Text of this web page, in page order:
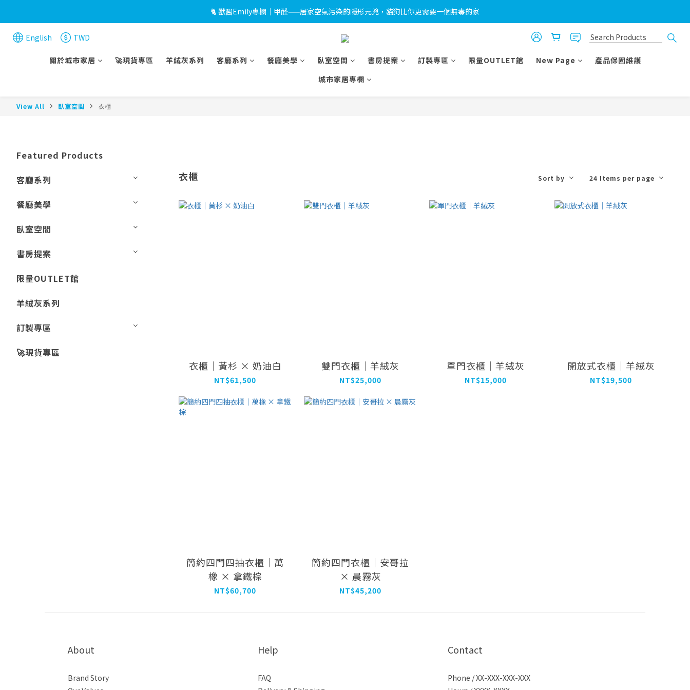
🎉LINE 加入好友＋會員註冊禮｜完成綁定即送 $500 折價券及限量小燈箱！
🐈 獸醫Emily專欄｜甲醛——居家空氣污染的隱形元兇，貓狗比你更需要一個無毒的家
🎉LINE 加入好友＋會員註冊禮｜完成綁定即送 $500 折價券及限量小燈箱！
English TWD
關於城市家居 🚀現貨專區 羊絨灰系列 客廳系列 餐廳美學 臥室空間 書房提案 訂製專區 限量OUTLET館 New Page
產品保固維護
城市家居專欄
View All 臥室空間 衣櫃
Featured Products
客廳系列
餐廳美學
臥室空間
書房提案
限量OUTLET館
羊絨灰系列
訂製專區
🚀現貨專區
衣櫃 Sort by 24 Items per page
衣櫃｜黃杉 × 奶油白
NT$61,500
雙門衣櫃｜羊絨灰
NT$25,000
單門衣櫃｜羊絨灰
NT$15,000
開放式衣櫃｜羊絨灰
NT$19,500
簡約四門四抽衣櫃｜萬
橡 × 拿鐵棕
NT$60,700
簡約四門衣櫃｜安哥拉
× 晨霧灰
NT$45,200
About
Brand Story
Help
FAQ
Contact
Phone / XX-XXX-XXX-XXX